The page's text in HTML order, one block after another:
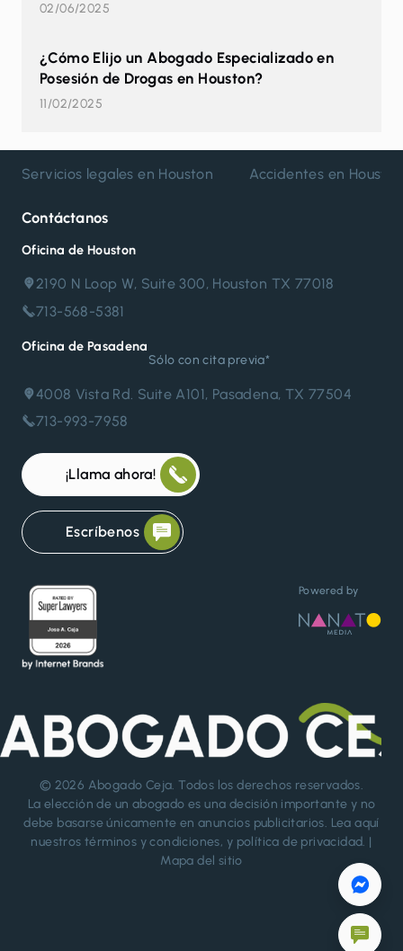
02/06/2025
¿Cómo Elijo un Abogado Especializado en
Posesión de Drogas en Houston?
11/02/2025
Servicios legales en Houston Accidentes en Houston
Contáctanos
Oficina de Houston
2190 N Loop W, Suite 300, Houston TX 77018
713-568-5381
Oficina de Pasadena
Sólo con cita previa*
4008 Vista Rd. Suite A101, Pasadena, TX 77504
713-993-7958
¡Llama ahora!
Escríbenos
Powered by
© 2026 Abogado Ceja. Todos los derechos reservados.
La elección de un abogado es una decisión importante y no
debe basarse únicamente en anuncios publicitarios. Lea aquí
nuestrostérminos y condiciones, y política de privacidad. |
Mapa del sitio